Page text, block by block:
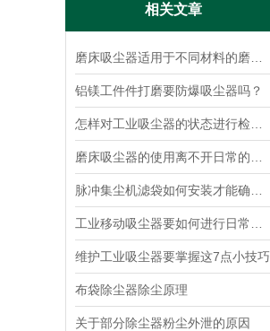
相关文章
铝镁工件件打磨要防爆吸尘器吗？
维护工业吸尘器要掌握这7点小技巧
布袋除尘器除尘原理
关于部分除尘器粉尘外泄的原因